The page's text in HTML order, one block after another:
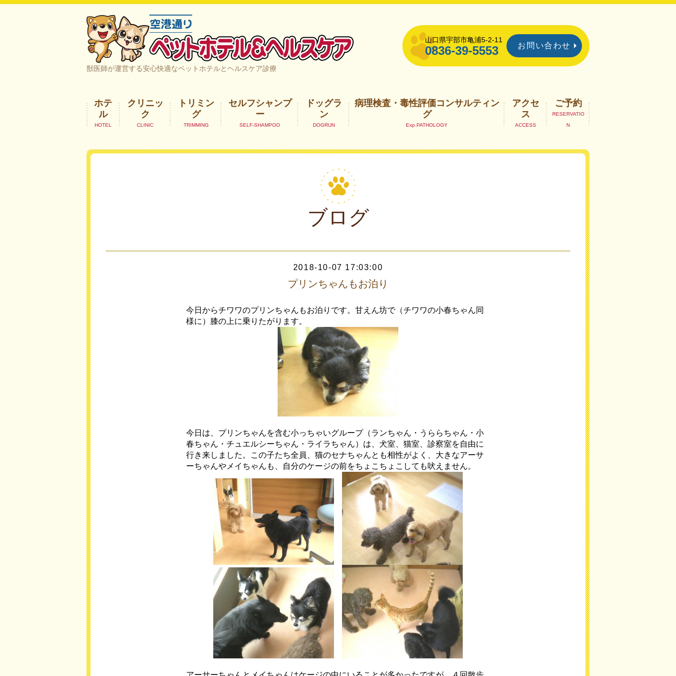
空港通りペットホテル＆ヘルスケア｜山口県宇部市
獣医師が運営する安心快適なペットホテルとヘルスケア診療
山口県宇部市亀浦5-2-11
0836-39-5553 お問い合わせ
ホテ
ル
クリニッ
ク
トリミン
グ
セルフシャンプ
ー
ドッグラ
ン
病理検査・毒性評価コンサルティン
グ
アクセ
ス
ご予約
ブログ
2018-10-07 17:03:00
プリンちゃんもお泊り
今日からチワワのプリンちゃんもお泊りです。甘えん坊で（チワワの小春ちゃん同
様に）膝の上に乗りたがります。
今日は、プリンちゃんを含む小っちゃいグループ（ランちゃん・うららちゃん・小
春ちゃん・チュエルシーちゃん・ライラちゃん）は、犬室、猫室、診察室を自由に
行き来しました。この子たち全員、猫のセナちゃんとも相性がよく、大きなアーサ
ーちゃんやメイちゃんも、自分のケージの前をちょこちょこしても吠えません。